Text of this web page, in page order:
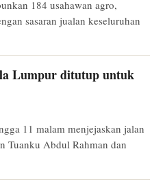
184 usahawan agro,
sasaran jualan keseluruhan
Lumpur ditutup untuk
11 malam menjejaskan jalan
Tuanku Abdul Rahman dan